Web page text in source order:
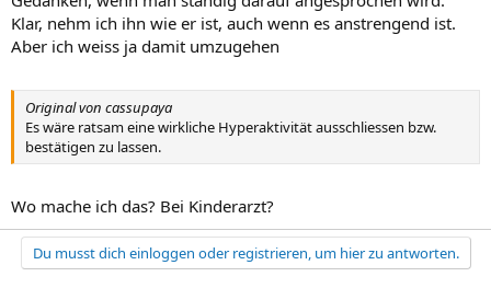
Klar, nehm ich ihn wie er ist, auch wenn es anstrengend ist.
Aber ich weiss ja damit umzugehen
Original von cassupaya
Es wäre ratsam eine wirkliche Hyperaktivität ausschliessen bzw.
bestätigen zu lassen.
Wo mache ich das? Bei Kinderarzt?
Du musst dich einloggen oder registrieren, um hier zu antworten.